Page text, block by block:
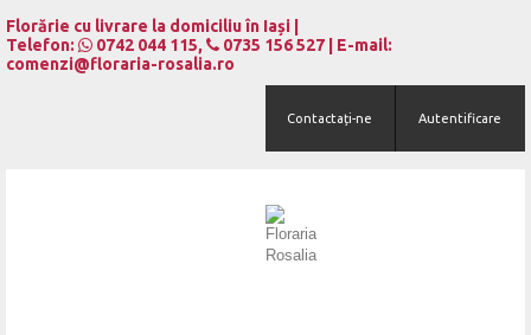
Florărie cu livrare la domiciliu în Iași |
Telefon:
0742 044 115, 0735 156 527 | E-mail:
comenzi@floraria-rosalia.ro
Autentificare
Contactați-ne